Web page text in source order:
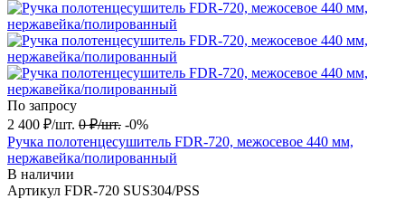
По запросу
2 400 ₽/шт. 0 ₽/шт. -0%
Ручка полотенцесушитель FDR-720, межосевое 440 мм,
нержавейка/полированный
В наличии
Артикул FDR-720 SUS304/PSS